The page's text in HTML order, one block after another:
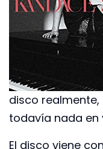
disco
todavía nada en
El disco viene